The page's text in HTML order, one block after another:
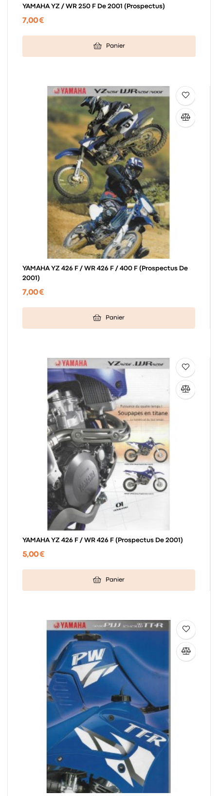
YAMAHA YZ / WR 250 F De 2001 (prospectus)
7,00 €
Panier
YAMAHA YZ 426 F / WR 426 F / 400 F (prospectus De
2001)
7,00 €
Panier
YAMAHA YZ 426 F / WR 426 F (prospectus De 2001)
5,00 €
Panier